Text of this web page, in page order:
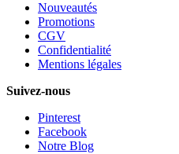
Nouveautés
Promotions
CGV
Confidentialité
Mentions légales
Suivez-nous
Pinterest
Facebook
Notre Blog